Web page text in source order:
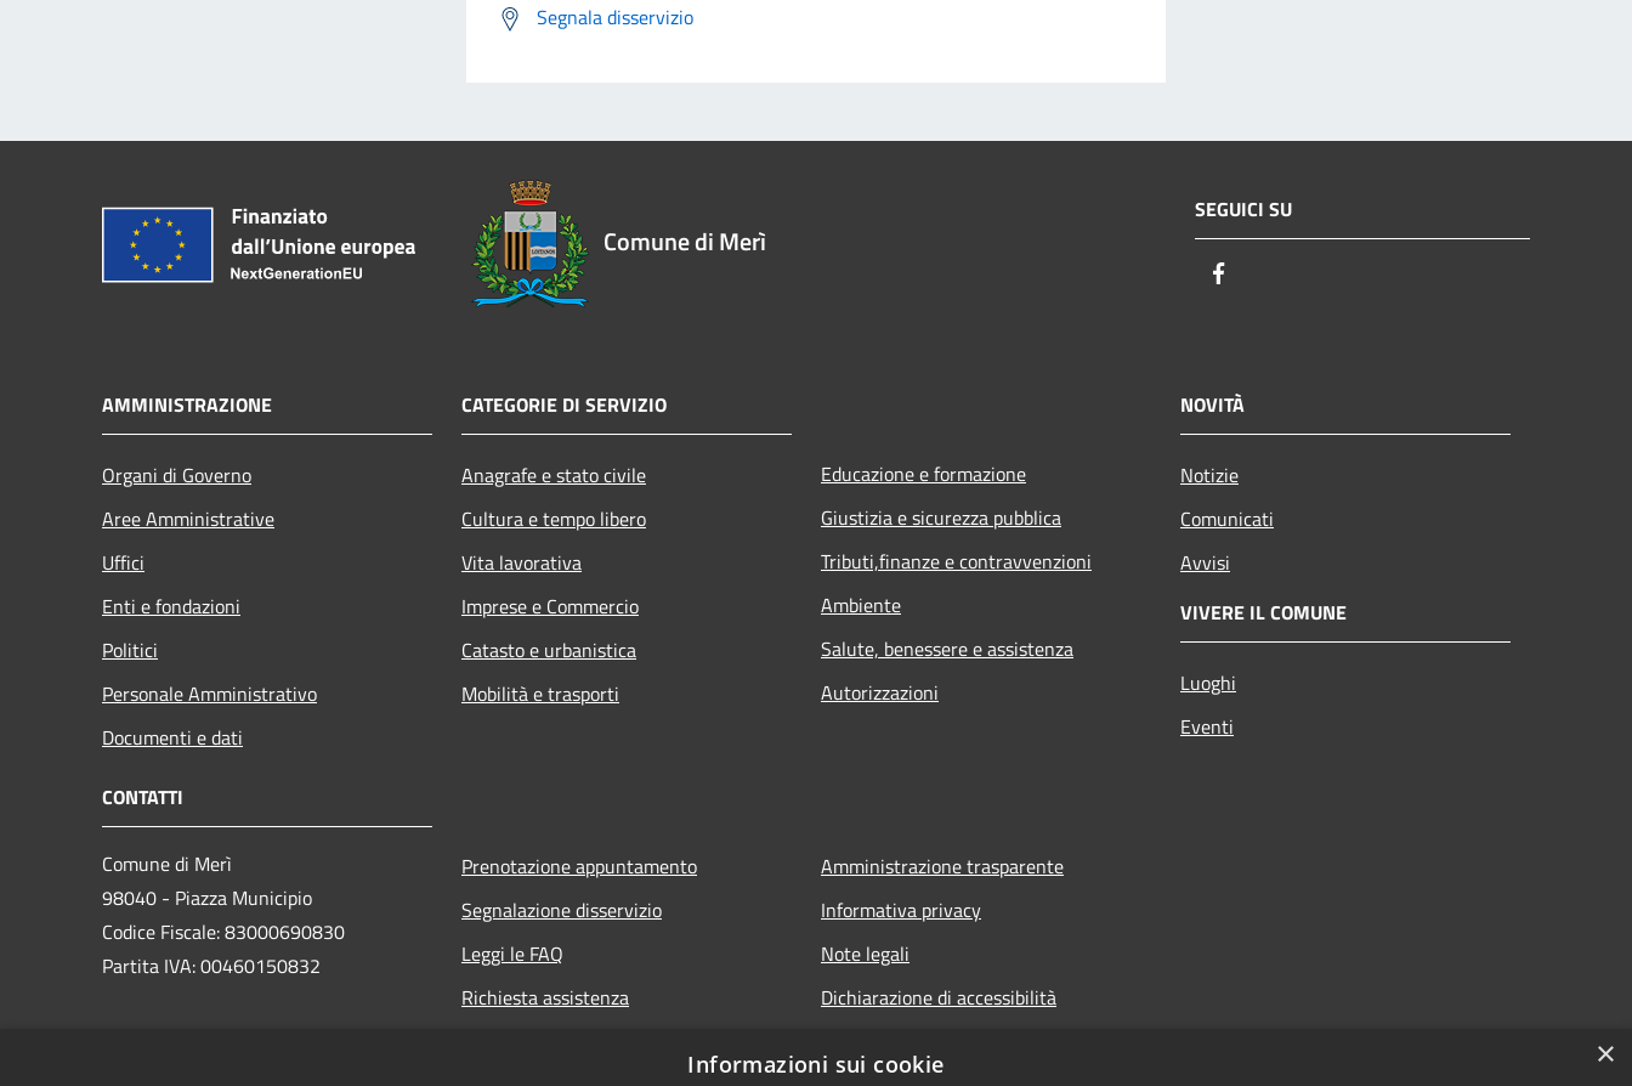
Segnala disservizio
Comune di Merì
SEGUICI SU
AMMINISTRAZIONE
Organi di Governo
Aree Amministrative
Uffici
Enti e fondazioni
Politici
Personale Amministrativo
Documenti e dati
CATEGORIE DI SERVIZIO
Anagrafe e stato civile
Cultura e tempo libero
Vita lavorativa
Imprese e Commercio
Catasto e urbanistica
Mobilità e trasporti
Educazione e formazione
Giustizia e sicurezza pubblica
Tributi,finanze e contravvenzioni
Ambiente
Salute, benessere e assistenza
Autorizzazioni
NOVITÀ
Notizie
Comunicati
Avvisi
VIVERE IL COMUNE
Luoghi
Eventi
CONTATTI
Comune di Merì
98040 - Piazza Municipio
Codice Fiscale: 83000690830
Partita IVA: 00460150832
Prenotazione appuntamento
Segnalazione disservizio
Leggi le FAQ
Richiesta assistenza
Amministrazione trasparente
Informativa privacy
Note legali
Dichiarazione di accessibilità
×
Informazioni sui cookie